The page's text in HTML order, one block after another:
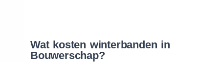
Wat kosten winterbanden in
Bouwerschap?